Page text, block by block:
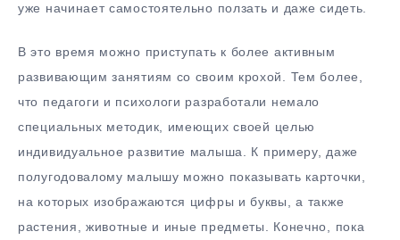
уже начинает самостоятельно ползать и даже сидеть.
В это время можно приступать к более активным
развивающим занятиям со своим крохой. Тем более,
что педагоги и психологи разработали немало
специальных методик, имеющих своей целью
индивидуальное развитие малыша. К примеру, даже
полугодовалому малышу можно показывать карточки,
на которых изображаются цифры и буквы, а также
растения, животные и иные предметы. Конечно, пока